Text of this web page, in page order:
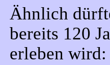
Ähnlich
bereits 120
erleben